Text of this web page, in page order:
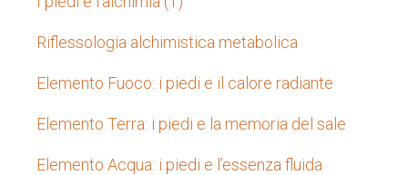
Riflessologia alchimistica metabolica
Elemento Fuoco: i piedi e il calore radiante
Elemento Terra: i piedi e la memoria del sale
Elemento Acqua: i piedi e l’essenza fluida